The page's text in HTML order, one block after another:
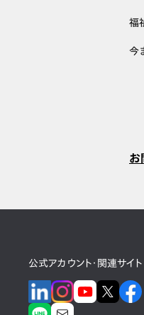
福
今
お
公式アカウント・関連サイト